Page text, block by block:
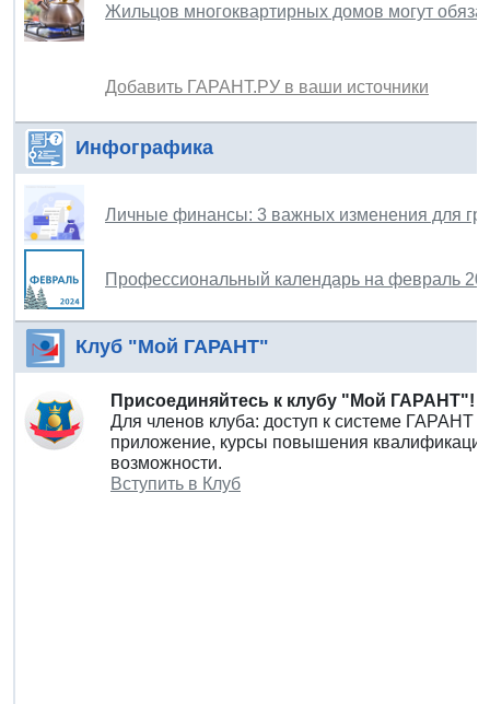
Жильцов многоквартирных домов могут
Добавить ГАРАНТ.РУ в ваши источники
Инфографика
Личные финансы: 3 важных изменения для
Профессиональный календарь на февраль
Клуб "Мой ГАРАНТ"
Присоединяйтесь к клубу "Мой ГАРАНТ"!
Для членов клуба: доступ к системе ГАРАНТ
приложение, курсы повышения
возможности.
Вступить в Клуб